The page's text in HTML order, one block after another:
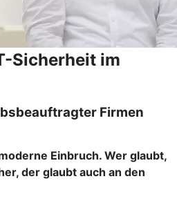
Sicherheit im
Firmen
Einbruch. Wer glaubt,
der glaubt auch an den